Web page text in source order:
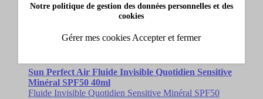
Lancaster
Sun Perfect Air Fluide Invisible Quotidien Sensitive
Minéral SPF50 40ml
Fluide Invisible Quotidien Sensitive Minéral SPF50
Notre politique de gestion des données personnelles et des
cookies
Gérer mes cookies Accepter et fermer